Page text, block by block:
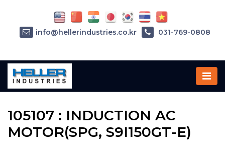
Home»Parts»105107
105107 : INDUCTION AC
MOTOR(SPG, S9I150GT-E)
info@hellerindustries.co.kr 031-769-0808